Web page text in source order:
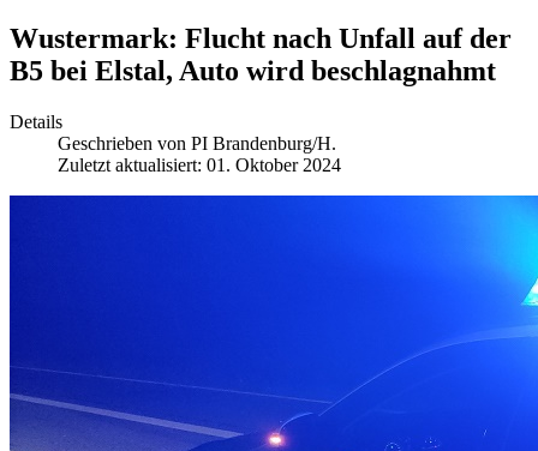
Wustermark: Flucht nach Unfall auf der
B5 bei Elstal, Auto wird beschlagnahmt
Details
Geschrieben von PI Brandenburg/H.
Zuletzt aktualisiert: 01. Oktober 2024